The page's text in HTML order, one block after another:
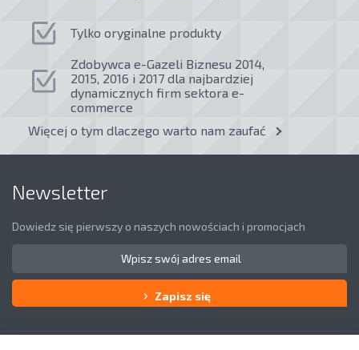
Tylko oryginalne produkty
Zdobywca e-Gazeli Biznesu 2014,
2015, 2016 i 2017 dla najbardziej
dynamicznych firm sektora e-
commerce
Więcej o tym dlaczego warto nam zaufać
Newsletter
Dowiedz się pierwszy o naszych nowościach i promocjach
Zapisz się
Obsługa klienta